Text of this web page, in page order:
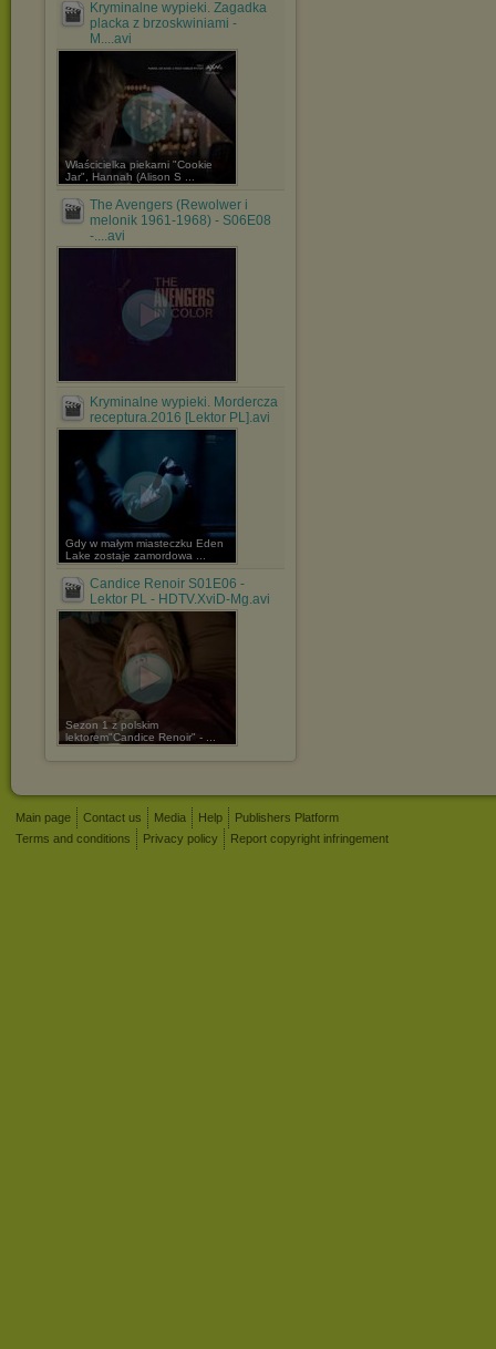
Kryminalne wypieki. Zagadka
placka z brzoskwiniami -
M....avi
Właścicielka piekarni "Cookie
Jar", Hannah (Alison S ...
The Avengers (Rewolwer i
melonik 1961-1968) - S06E08
-....avi
Kryminalne wypieki. Mordercza
receptura.2016 [Lektor PL].avi
Gdy w małym miasteczku Eden
Lake zostaje zamordowa ...
Candice Renoir S01E06 -
Lektor PL - HDTV.XviD-Mg.avi
Sezon 1 z polskim
lektorem"Candice Renoir" - ...
Main page Contact us Media Help
Publishers Platform
Terms and conditions
Privacy policy Report copyright infringement